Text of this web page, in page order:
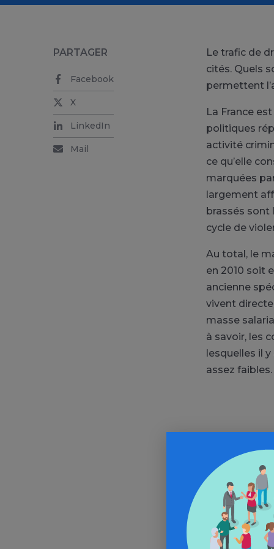
Le trafic de
cités. Quels
permettent
La France
politiques
activité
ce qu’elle
marquées
largement
brassés sont
cycle de
Au total, le
en 2010 soit
ancienne
vivent
masse
à savoir, les
lesquelles il
assez faibles.
PARTAGER
Facebook
X
LinkedIn
Mail